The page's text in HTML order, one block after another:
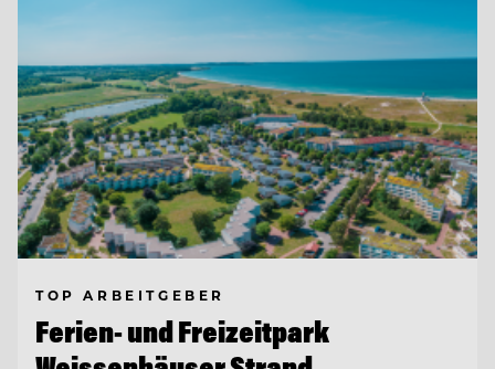
TOP ARBEITGEBER
Ferien- und Freizeitpark